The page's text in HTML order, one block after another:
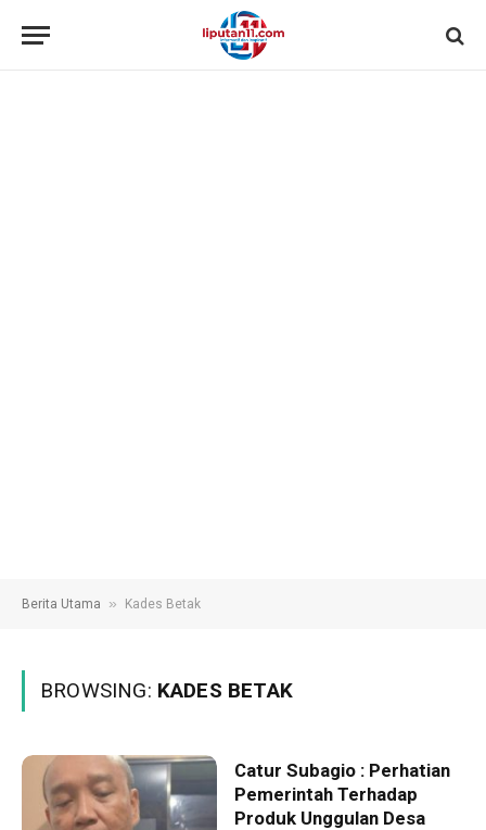
Berita Utama » Kades Betak
BROWSING: KADES BETAK
Catur Subagio : Perhatian
Pemerintah Terhadap
Produk Unggulan Desa